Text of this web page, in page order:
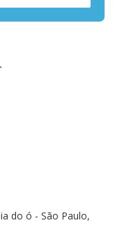
do ó - São Paulo,